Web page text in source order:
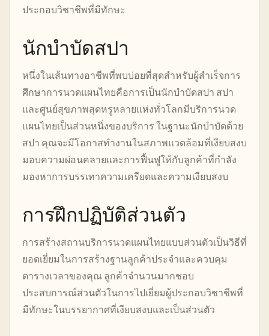
ประกอบวิชาชีพที่มีทักษะ
นักบำบัดสปา
หนึ่งในเส้นทางอาชีพที่พบบ่อยที่สุดสำหรับผู้สำเร็จการ
ศึกษาการนวดแผนไทยคือการเป็นนักบำบัดสปา สปา
และศูนย์สุขภาพสุดหรูหลายแห่งทั่วโลกมีบริการนวด
แผนไทยเป็นส่วนหนึ่งของบริการ ในฐานะนักบำบัดด้วย
สปา คุณจะมีโอกาสทำงานในสภาพแวดล้อมที่เงียบสงบ
มอบความผ่อนคลายและการฟื้นฟูให้กับลูกค้าที่กำลัง
มองหาการบรรเทาความเครียดและความเงียบสงบ
การฝึกปฏิบัติส่วนตัว
การสร้างสถานบริการนวดแผนไทยแบบส่วนตัวเป็นวิธีที่
ยอดเยี่ยมในการสร้างฐานลูกค้าประจำและควบคุม
ตารางเวลาของคุณ ลูกค้าจำนวนมากชอบ
ประสบการณ์ส่วนตัวในการไปเยี่ยมผู้ประกอบวิชาชีพที่
มีทักษะในบรรยากาศที่เงียบสงบและเป็นส่วนตัว